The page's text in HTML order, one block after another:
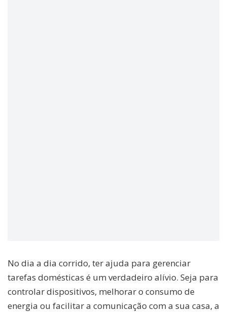
No dia a dia corrido, ter ajuda para gerenciar
tarefas domésticas é um verdadeiro alívio. Seja para
controlar dispositivos, melhorar o consumo de
energia ou facilitar a comunicação com a sua casa, a